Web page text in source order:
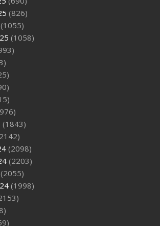
(826)
(1055)
(1058)
(1843)
(2098)
(2203)
(2055)
(1998)